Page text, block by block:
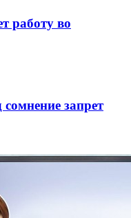
штат США,
US